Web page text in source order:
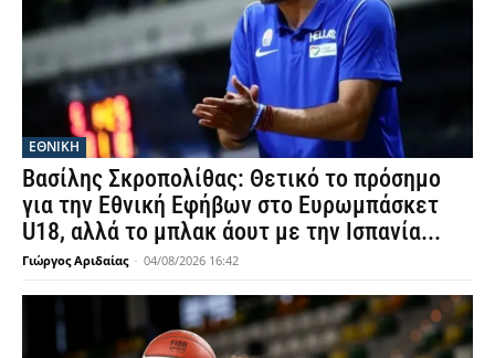
ΕΘΝΙΚΉ
Βασίλης Σκροπολίθας: Θετικό το πρόσημο
για την Εθνική Εφήβων στο Ευρωμπάσκετ
U18, αλλά το μπλακ άουτ με την Ισπανία...
Γιώργος Αριδαίας - 04/08/2026 16:42